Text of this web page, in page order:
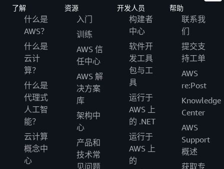
了解
什么是
AWS？
什么是
云计
算？
什么是
代理式
人工智
能？
云计算
概念中
心
资源
入门
训练
AWS 信
任中心
AWS 解
决方案
库
架构中
心
产品和
技术常
见问题
开发人员
构建者
中心
软件开
发工具
包与工
具
运行于
AWS 上
的 .NET
运行于
AWS 上
的
帮助
联系我
们
提交支
持工单
AWS
re:Post
Knowledge
Center
AWS
Support
概述
获取专